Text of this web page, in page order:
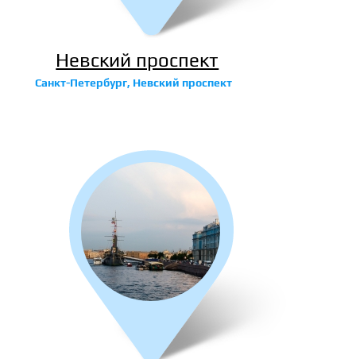
Невский проспект
Санкт-Петербург, Невский проспект